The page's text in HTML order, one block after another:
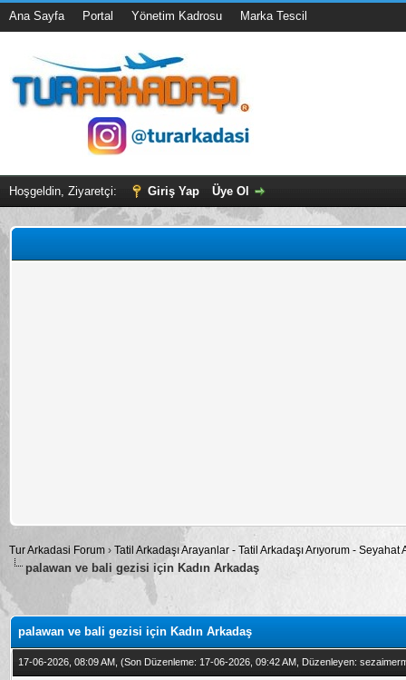
Ana Sayfa Portal Yönetim Kadrosu Marka Tescil
Hoşgeldin, Ziyaretçi: Giriş Yap Üye Ol
Tur Arkadasi Forum › Tatil Arkadaşı Arayanlar - Tatil Arkadaşı Arıyorum -
palawan ve bali gezisi için Kadın Arkadaş
0
palawan ve bali gezisi için Kadın Arkadaş
17-06-2026, 08:09 AM, (Son Düzenleme: 17-06-2026, 09:42 AM, Düzenleyen: